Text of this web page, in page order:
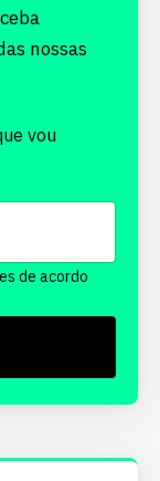
nossas
vou
de acordo